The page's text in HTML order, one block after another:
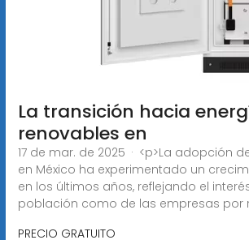
La transición hacia
renovables en
17 de mar. de 2025 · <p>La adopción
en México ha experimentado un
en los últimos años, reflejando el
población como de las empresas por
PRECIO GRATUITO